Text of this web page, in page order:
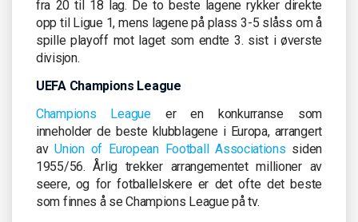
fra 20 til 18 lag. De to beste lagene rykker direkte
opp til Ligue 1, mens lagene på plass 3-5 slåss om å
spille playoff mot laget som endte 3. sist i øverste
divisjon.
UEFA Champions League
Champions Leagueer en konkurranse som
inneholder de beste klubblagene i Europa, arrangert
avUnion of European Football Associations siden
1955/56. Årlig trekker arrangementet millioner av
seere, og for fotballelskere er det ofte det beste
som finnes å se Champions League på tv.